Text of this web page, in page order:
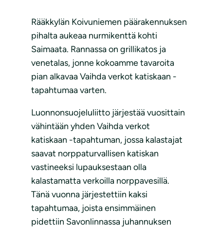
Rääkkylän Koivuniemen päärakennuksen
pihalta aukeaa nurmikenttä kohti
Saimaata. Rannassa on grillikatos ja
venetalas, jonne kokoamme tavaroita
pian alkavaa Vaihda verkot katiskaan -
tapahtumaa varten.
Luonnonsuojeluliitto järjestää vuosittain
vähintään yhden Vaihda verkot
katiskaan -tapahtuman, jossa kalastajat
saavat norppaturvallisen katiskan
vastineeksi lupauksestaan olla
kalastamatta verkoilla norppavesillä.
Tänä vuonna järjestettiin kaksi
tapahtumaa, joista ensimmäinen
pidettiin Savonlinnassa juhannuksen